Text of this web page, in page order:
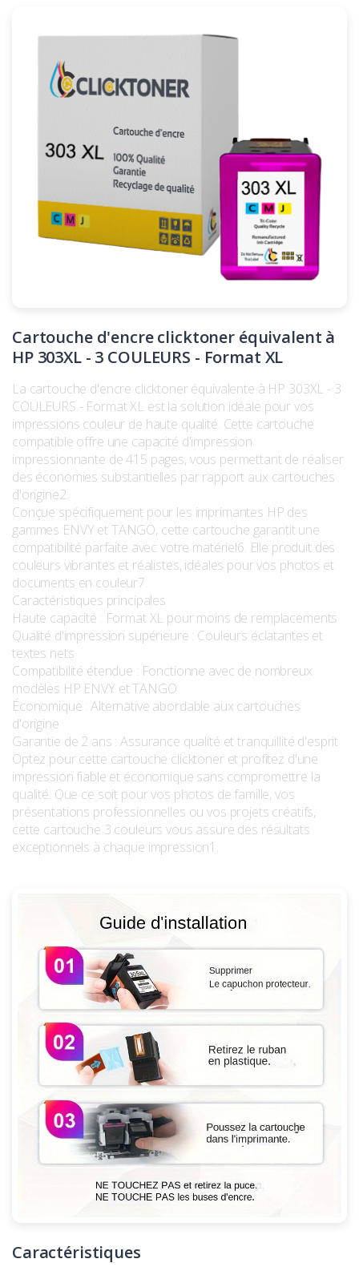
Cartouche d'encre clicktoner équivalent à
HP 303XL - 3 COULEURS - Format XL
La cartouche d'encre clicktoner équivalente à HP 303XL - 3
COULEURS - Format XL est la solution idéale pour vos
impressions couleur de haute qualité. Cette cartouche
compatible offre une capacité d'impression
impressionnante de 415 pages, vous permettant de réaliser
des économies substantielles par rapport aux cartouches
d'origine2.
Conçue spécifiquement pour les imprimantes HP des
gammes ENVY et TANGO, cette cartouche garantit une
compatibilité parfaite avec votre matériel6. Elle produit des
couleurs vibrantes et réalistes, idéales pour vos photos et
documents en couleur7.
Caractéristiques principales
Haute capacité : Format XL pour moins de remplacements
Qualité d'impression supérieure : Couleurs éclatantes et
textes nets
Compatibilité étendue : Fonctionne avec de nombreux
modèles HP ENVY et TANGO
Économique : Alternative abordable aux cartouches
d'origine
Garantie de 2 ans : Assurance qualité et tranquillité d'esprit
Optez pour cette cartouche clicktoner et profitez d'une
impression fiable et économique sans compromettre la
qualité. Que ce soit pour vos photos de famille, vos
présentations professionnelles ou vos projets créatifs,
cette cartouche 3 couleurs vous assure des résultats
exceptionnels à chaque impression1.
Caractéristiques